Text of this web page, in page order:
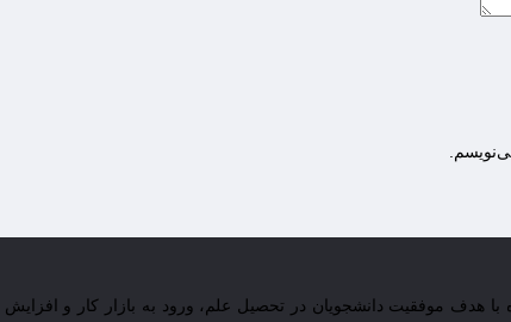
هدف موفقیت دانشجویان در تحصیل علم، ورود به بازار کار و